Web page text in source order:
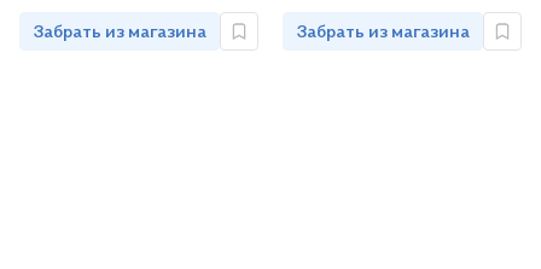
Забрать из магазина Забрать из магазина